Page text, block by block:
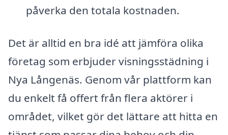
påverka den totala kostnaden.
Det är alltid en bra idé att jämföra olika
företag som erbjuder visningsstädning i
Nya Långenäs. Genom vår plattform kan
du enkelt få offert från flera aktörer i
området, vilket gör det lättare att hitta en